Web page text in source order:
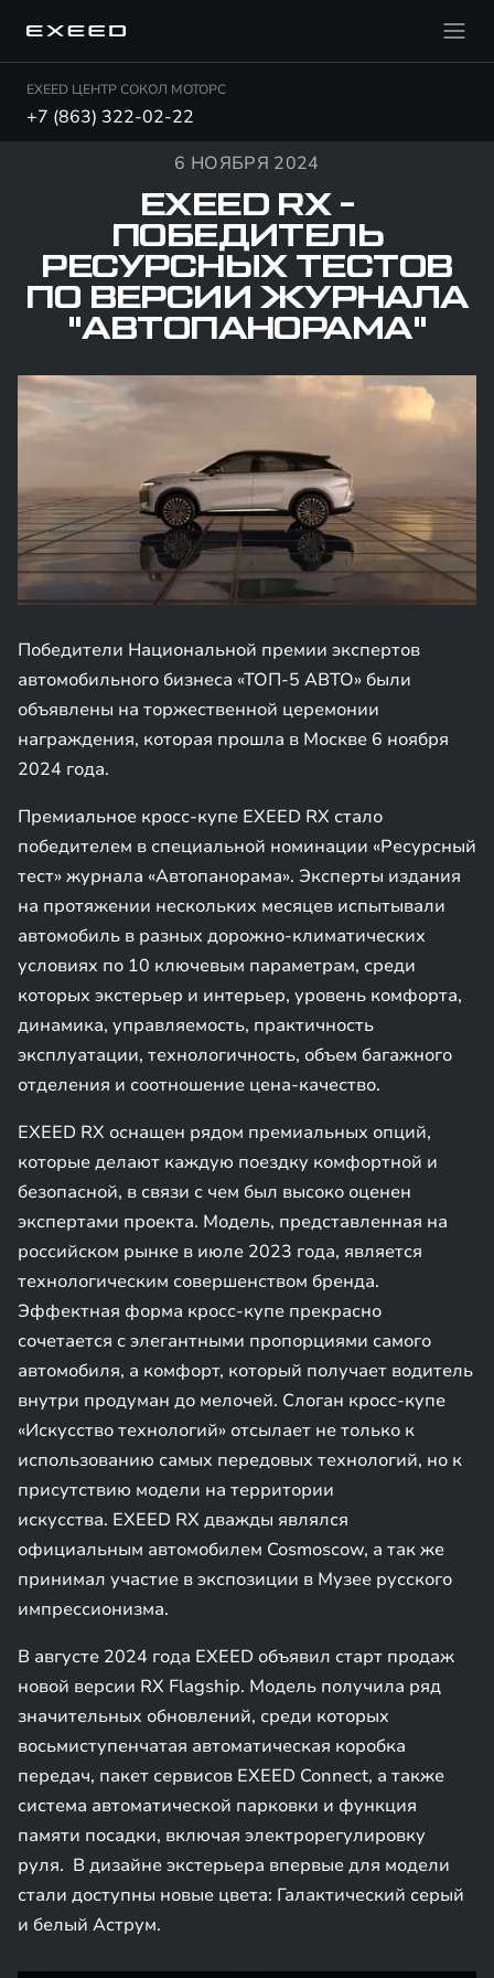
EXEED ЦЕНТР СОКОЛ МОТОРС
+7 (863) 322-02-22
6 НОЯБРЯ 2024
EXEED RX -
ПОБЕДИТЕЛЬ
РЕСУРСНЫХ ТЕСТОВ
ПО ВЕРСИИ ЖУРНАЛА
"АВТОПАНОРАМА"
Победители Национальной премии экспертов
автомобильного бизнеса «ТОП-5 АВТО» были
объявлены на торжественной церемонии
награждения, которая прошла в Москве 6 ноября
2024 года.
Премиальное кросс-купе EXEED RX стало
победителем в специальной номинации «Ресурсный
тест» журнала «Автопанорама». Эксперты издания
на протяжении нескольких месяцев испытывали
автомобиль в разных дорожно-климатических
условиях по 10 ключевым параметрам, среди
которых экстерьер и интерьер, уровень комфорта,
динамика, управляемость, практичность
эксплуатации, технологичность, объем багажного
отделения и соотношение цена-качество.
EXEED RX оснащен рядом премиальных опций,
которые делают каждую поездку комфортной и
безопасной, в связи с чем был высоко оценен
экспертами проекта. Модель, представленная на
российском рынке в июле 2023 года, является
технологическим совершенством бренда.
Эффектная форма кросс-купе прекрасно
сочетается с элегантными пропорциями самого
автомобиля, а комфорт, который получает водитель
внутри продуман до мелочей. Слоган кросс-купе
«Искусство технологий» отсылает не только к
использованию самых передовых технологий, но к
присутствию модели на территории
искусства. EXEED RX дважды являлся
официальным автомобилем Cosmoscow, а так же
принимал участие в экспозиции в Музее русского
импрессионизма.
В августе 2024 года EXEED объявил старт продаж
новой версии RX Flagship. Модель получила ряд
значительных обновлений, среди которых
восьмиступенчатая автоматическая коробка
передач, пакет сервисов EXEED Connect, а также
система автоматической парковки и функция
памяти посадки, включая электрорегулировку
руля. В дизайне экстерьера впервые для модели
стали доступны новые цвета: Галактический серый
и белый Аструм.